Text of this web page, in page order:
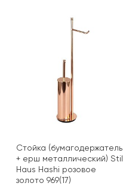
Стойка (бумагодержатель
+ ерш металлический) Stil
Haus Hashi розовое
золото 969(17)